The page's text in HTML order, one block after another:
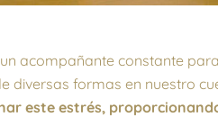
acompañante constante
diversas formas en nuestro
este estrés,